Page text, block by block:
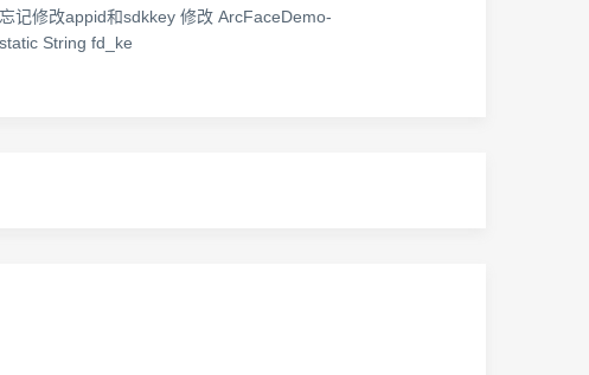
记修改appid和sdkkey 修改 ArcFaceDemo-
String fd_ke